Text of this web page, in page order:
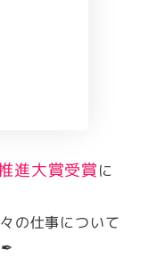
進大賞受賞に
の仕事について
✒